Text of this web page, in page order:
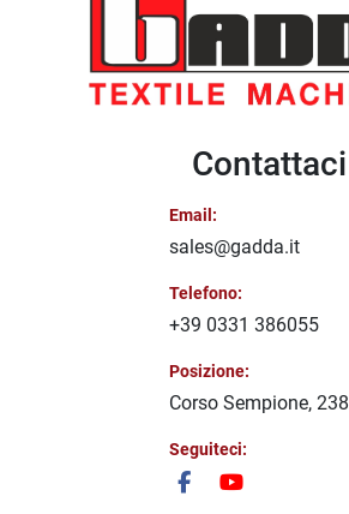
Contattaci
Email:
sales@gadda.it
Telefono:
+39 0331 386055
Posizione:
Corso Sempione, 238
Seguiteci:
facebookyoutube